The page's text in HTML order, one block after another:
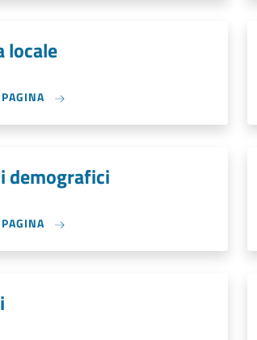
locale
demografici